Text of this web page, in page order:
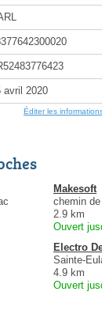
avril 2020
Éditer les
Makesoft
chemin
2.9 km
Ouvert
Electro
Sainte-
4.9 km
Ouvert